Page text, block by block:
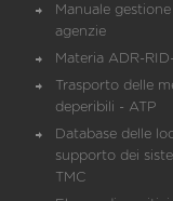
Manuale
agenzie
Materia ADR-
Trasporto delle
deperibili - ATP
Database delle
supporto dei
TMC